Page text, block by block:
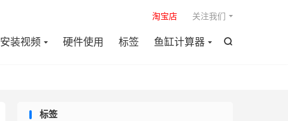

安装视频 硬件使用 标签 鱼缸计算器
淘宝店 关注我们
标签